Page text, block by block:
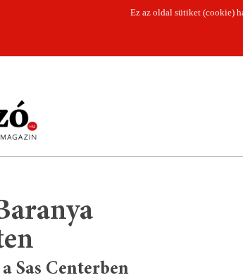
Ez az oldal sütiket (cookie)
Sas Centerben